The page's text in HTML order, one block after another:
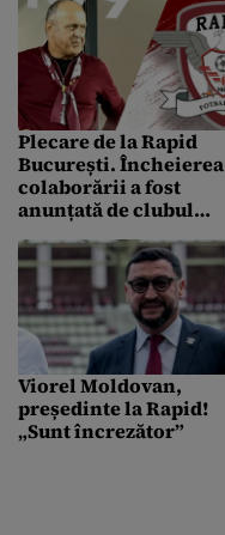
Plecare de la Rapid
București. Încheierea
colaborării a fost
anunțată de clubul
Viorel Moldovan,
președinte la Rapid!
„Sunt încrezător”